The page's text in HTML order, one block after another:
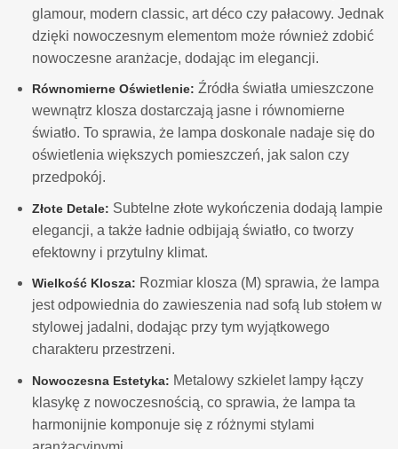
glamour, modern classic, art déco czy pałacowy. Jednak
dzięki nowoczesnym elementom może również zdobić
nowoczesne aranżacje, dodając im elegancji.
Równomierne Oświetlenie: Źródła światła umieszczone
wewnątrz klosza dostarczają jasne i równomierne
światło. To sprawia, że lampa doskonale nadaje się do
oświetlenia większych pomieszczeń, jak salon czy
przedpokój.
Złote Detale: Subtelne złote wykończenia dodają lampie
elegancji, a także ładnie odbijają światło, co tworzy
efektowny i przytulny klimat.
Wielkość Klosza: Rozmiar klosza (M) sprawia, że lampa
jest odpowiednia do zawieszenia nad sofą lub stołem w
stylowej jadalni, dodając przy tym wyjątkowego
charakteru przestrzeni.
Nowoczesna Estetyka: Metalowy szkielet lampy łączy
klasykę z nowoczesnością, co sprawia, że lampa ta
harmonijnie komponuje się z różnymi stylami